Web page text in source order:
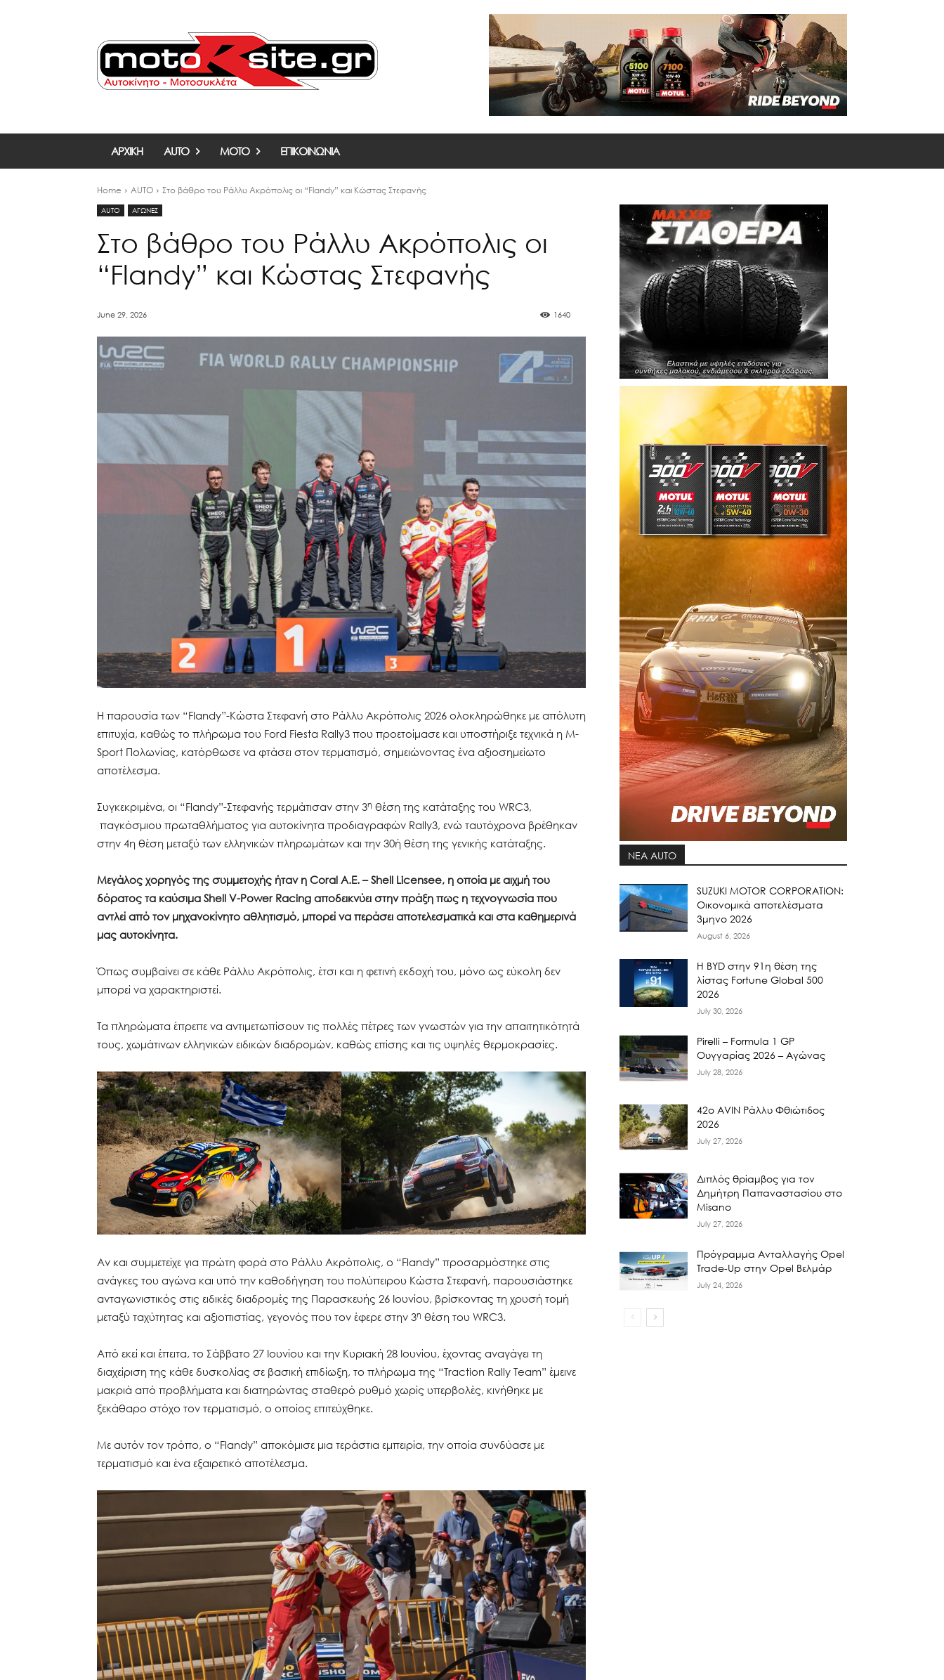
ΑΡΧΙΚΗ AUTO MOTO ΕΠΙΚΟΙΝΩΝΙΑ
Home AUTO Στο βάθρο του Ράλλυ Ακρόπολις οι “Flandy” και Κώστας Στεφανής
AUTO ΑΓΩΝΕΣ
Στο βάθρο του Ράλλυ Ακρόπολις οι
“Flandy” και Κώστας Στεφανής
June 29, 2026 1640
H παρουσία των “Flandy”-Κώστα Στεφανή στο Ράλλυ Ακρόπολις 2026 ολοκληρώθηκε με απόλυτη
επιτυχία, καθώς το πλήρωμα του Ford Fiesta Rally3 που προετοίμασε και υποστήριξε τεχνικά η M-
Sport Πολωνίας, κατόρθωσε να φτάσει στον τερματισμό, σημειώνοντας ένα αξιοσημείωτο
αποτέλεσμα.
Συγκεκριμένα, οι “Flandy”-Στεφανής τερμάτισαν στην 3η θέση της κατάταξης του WRC3,
παγκόσμιου πρωταθλήματος για αυτοκίνητα προδιαγραφών Rally3, ενώ ταυτόχρονα βρέθηκαν
στην 4η θέση μεταξύ των ελληνικών πληρωμάτων και την 30ή θέση της γενικής κατάταξης.
Μεγάλος χορηγός της συμμετοχής ήταν η Coral A.E. – Shell Licensee, η οποία με αιχμή του
δόρατος τα καύσιμα Shell V-Power Racing αποδεικνύει στην πράξη πως η τεχνογνωσία που
αντλεί από τον μηχανοκίνητο αθλητισμό, μπορεί να περάσει αποτελεσματικά και στα καθημερινά
μας αυτοκίνητα.
Όπως συμβαίνει σε κάθε Ράλλυ Ακρόπολις, έτσι και η φετινή εκδοχή του, μόνο ως εύκολη δεν
μπορεί να χαρακτηριστεί.
Τα πληρώματα έπρεπε να αντιμετωπίσουν τις πολλές πέτρες των γνωστών για την απαιτητικότητά
τους, χωμάτινων ελληνικών ειδικών διαδρομών, καθώς επίσης και τις υψηλές θερμοκρασίες.
Αν και συμμετείχε για πρώτη φορά στο Ράλλυ Ακρόπολις, ο “Flandy” προσαρμόστηκε στις
ανάγκες του αγώνα και υπό την καθοδήγηση του πολύπειρου Κώστα Στεφανή, παρουσιάστηκε
ανταγωνιστικός στις ειδικές διαδρομές της Παρασκευής 26 Ιουνίου, βρίσκοντας τη χρυσή τομή
μεταξύ ταχύτητας και αξιοπιστίας, γεγονός που τον έφερε στην 3η θέση του WRC3.
Από εκεί και έπειτα, το Σάββατο 27 Ιουνίου και την Κυριακή 28 Ιουνίου, έχοντας αναγάγει τη
διαχείριση της κάθε δυσκολίας σε βασική επιδίωξη, το πλήρωμα της “Traction Rally Team” έμεινε
μακριά από προβλήματα και διατηρώντας σταθερό ρυθμό χωρίς υπερβολές, κινήθηκε με
ξεκάθαρο στόχο τον τερματισμό, ο οποίος επιτεύχθηκε.
Με αυτόν τον τρόπο, ο “Flandy” αποκόμισε μια τεράστια εμπειρία, την οποία συνδύασε με
τερματισμό και ένα εξαιρετικό αποτέλεσμα.
ΝΕΑ AUTO
SUZUKI MOTOR CORPORATION:
Οικονομικά αποτελέσματα
3μηνο 2026
August 6, 2026
Η BYD στην 91η θέση της
λίστας Fortune Global 500
2026
July 30, 2026
Pirelli – Formula 1 GP
Ουγγαρίας 2026 – Αγώνας
July 28, 2026
42ο AVIN Ράλλυ Φθιώτιδος
2026
July 27, 2026
Διπλός θρίαμβος για τον
Δημήτρη Παπαναστασίου στο
Misano
July 27, 2026
Πρόγραμμα Ανταλλαγής Opel
Trade-Up στην Opel Βελμάρ
July 24, 2026